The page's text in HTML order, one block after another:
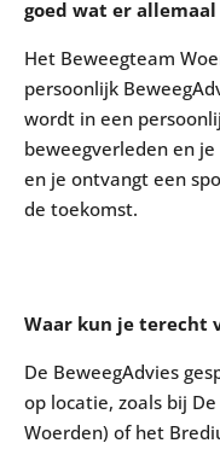
goed wat er
Het Beweegteam
persoonlijk
wordt in een
beweegverleden en
en je ontvangt een
de toekomst.
Waar kun je terecht
De BeweegAdvies
op locatie, zoals bij
Woerden) of het